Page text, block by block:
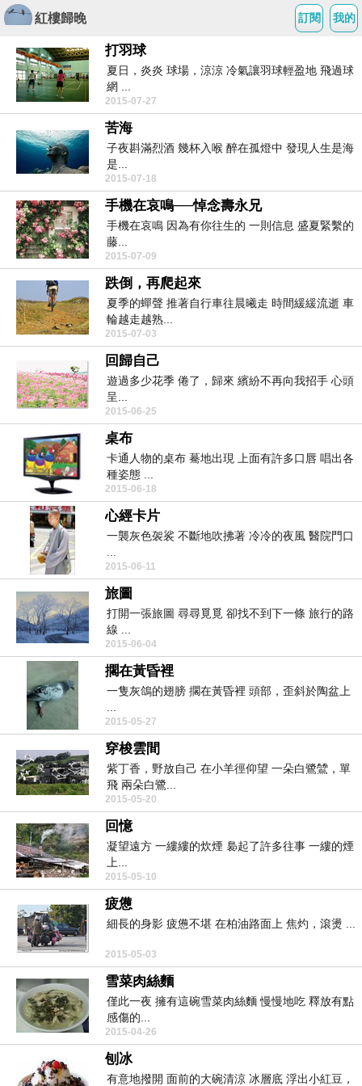
我的
訂閱
紅樓歸晚
打羽球
夏日，炎炎 球場，涼涼 冷氣讓羽球輕盈地 飛過球
網 ...
2015-07-27
苦海
子夜斟滿烈酒 幾杯入喉 醉在孤燈中 發現人生是海
是...
2015-07-18
手機在哀鳴──悼念壽永兄
手機在哀鳴 因為有你往生的 一則信息 盛夏緊繫的
藤...
2015-07-09
跌倒，再爬起來
夏季的蟬聲 推著自行車往晨曦走 時間緩緩流逝 車
輪越走越熟...
2015-07-03
回歸自己
遊過多少花季 倦了，歸來 繽紛不再向我招手 心頭
呈...
2015-06-25
桌布
卡通人物的桌布 驀地出現 上面有許多口唇 唱出各
種姿態 ...
2015-06-18
心經卡片
一襲灰色袈裟 不斷地吹拂著 冷冷的夜風 醫院門口
2015-06-11
旅圖
打開一張旅圖 尋尋覓覓 卻找不到下一條 旅行的路
線 ...
2015-06-04
擱在黃昏裡
一隻灰鴿的翅膀 擱在黃昏裡 頭部，歪斜於陶盆上
2015-05-27
穿梭雲間
紫丁香，野放自己 在小羊徑仰望 一朵白鷺鷥，單
飛 兩朵白鷺...
2015-05-20
回憶
凝望遠方 一縷縷的炊煙 裊起了許多往事 一縷的煙
上...
2015-05-10
疲憊
細長的身影 疲憊不堪 在柏油路面上 焦灼，滾燙 ...
2015-05-03
雪菜肉絲麵
僅此一夜 擁有這碗雪菜肉絲麵 慢慢地吃 釋放有點
感傷的...
2015-04-26
刨冰
有意地撥開 面前的大碗清涼 冰層底 浮出小紅豆，